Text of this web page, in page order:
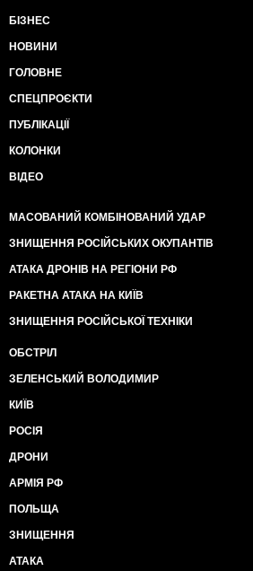
БІЗНЕС
НОВИНИ
ГОЛОВНЕ
СПЕЦПРОЄКТИ
ПУБЛІКАЦІЇ
КОЛОНКИ
ВІДЕО
МАСОВАНИЙ КОМБІНОВАНИЙ УДАР
ЗНИЩЕННЯ РОСІЙСЬКИХ ОКУПАНТІВ
АТАКА ДРОНІВ НА РЕГІОНИ РФ
РАКЕТНА АТАКА НА КИЇВ
ЗНИЩЕННЯ РОСІЙСЬКОЇ ТЕХНІКИ
ОБСТРІЛ
ЗЕЛЕНСЬКИЙ ВОЛОДИМИР
КИЇВ
РОСІЯ
ДРОНИ
АРМІЯ РФ
ПОЛЬЩА
ЗНИЩЕННЯ
АТАКА